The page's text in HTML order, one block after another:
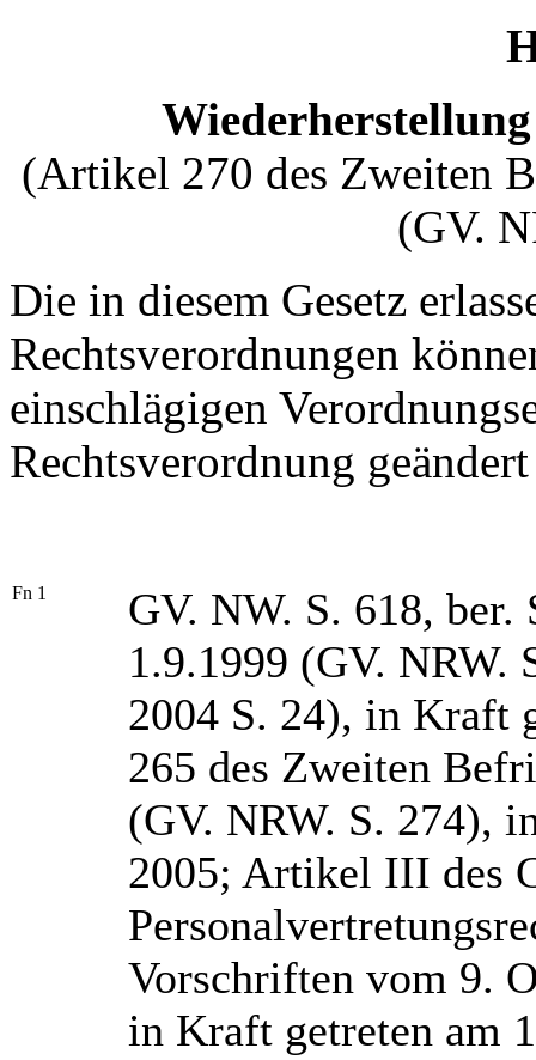
(Artikel 270 des Zweiten
(GV.
Die in diesem Gesetz
Rechtsverordnungen
einschlägigen
Rechtsverordnung
Fn 1
GV. NW. S. 618, ber.
1.9.1999 (GV. NRW.
2004 S. 24), in Kraft
265 des Zweiten
(GV. NRW. S. 274),
2005; Artikel III des
Vorschriften vom 9.
in Kraft getreten am